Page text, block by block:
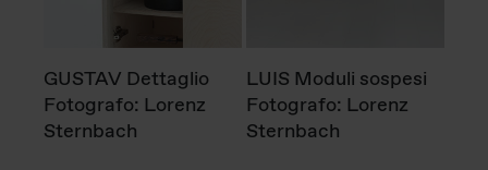
GUSTAV Dettaglio
Fotografo: Lorenz
Sternbach
LUIS Moduli sospesi
Fotografo: Lorenz
Sternbach